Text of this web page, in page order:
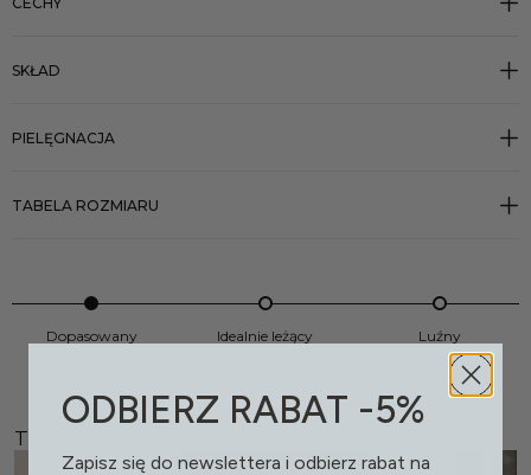
SKŁAD
PIELĘGNACJA
TABELA ROZMIARU
Dopasowany Idealnie leżący Luźny
TO TEŻ MOŻE CI SIĘ SPODOBAĆ
ODBIERZ RABAT -5%
Zapisz się do newslettera i odbierz rabat na